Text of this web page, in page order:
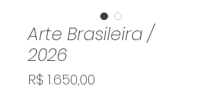
Arte Brasileira /
2026
R$ 1.650,00